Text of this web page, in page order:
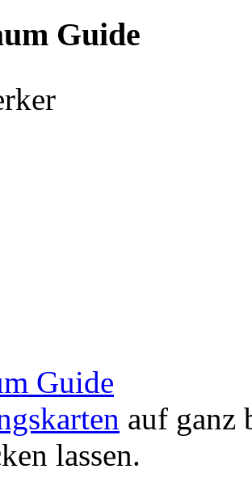
Guide
Guide
auf ganz
lassen.